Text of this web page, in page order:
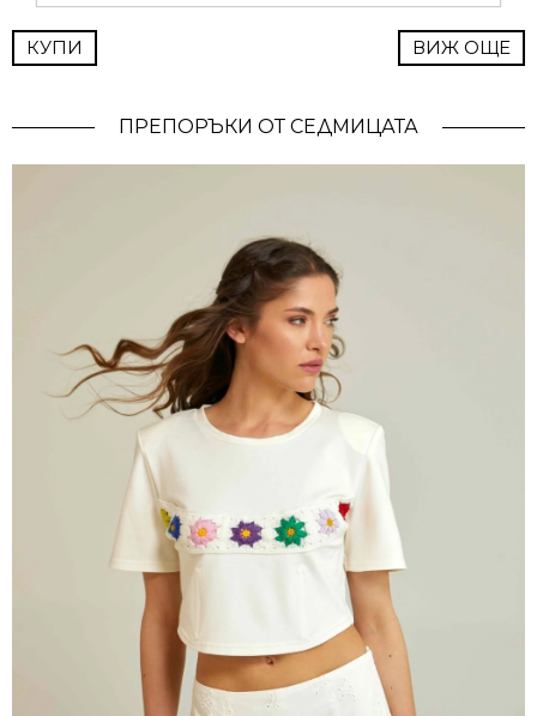
КУПИ ВИЖ ОЩЕ
ПРЕПОРЪКИ ОТ СЕДМИЦАТА